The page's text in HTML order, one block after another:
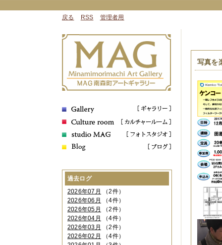
戻る RSS 管理者用
写真を
過去ログ
2026年07月
（2件）
2026年06月
（4件）
2026年05月
（2件）
2026年04月
（4件）
2026年03月
（2件）
2026年02月
（4件）